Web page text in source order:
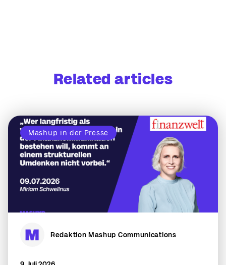
Related articles
Mashup in der Presse
Redaktion Mashup Communications